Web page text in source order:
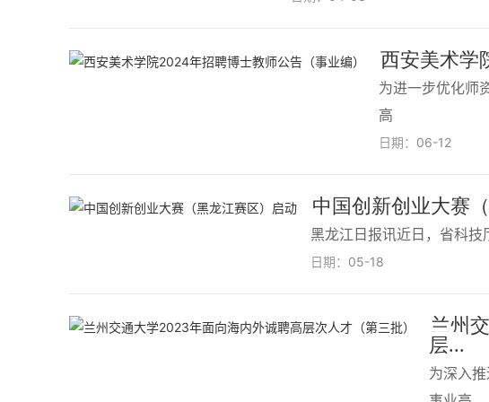
西安美术学
为进一步优化师
高
日期： 06-12
中国创新创业大赛
黑龙江日报讯近日，省科
日期： 05-18
兰州
层...
为深入